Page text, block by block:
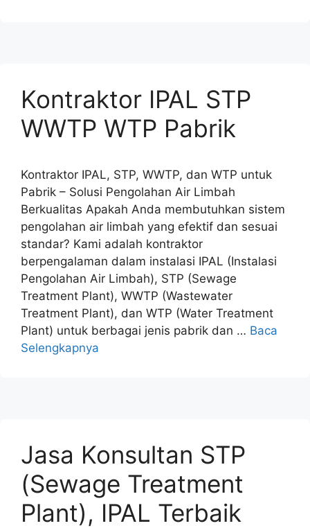
Kontraktor IPAL STP
WWTP WTP Pabrik
Kontraktor IPAL, STP, WWTP, dan WTP untuk
Pabrik – Solusi Pengolahan Air Limbah
Berkualitas Apakah Anda membutuhkan sistem
pengolahan air limbah yang efektif dan sesuai
standar? Kami adalah kontraktor
berpengalaman dalam instalasi IPAL (Instalasi
Pengolahan Air Limbah), STP (Sewage
Treatment Plant), WWTP (Wastewater
Treatment Plant), dan WTP (Water Treatment
Plant) untuk berbagai jenis pabrik dan … Baca
Selengkapnya
Jasa Konsultan STP
(Sewage Treatment
Plant), IPAL Terbaik